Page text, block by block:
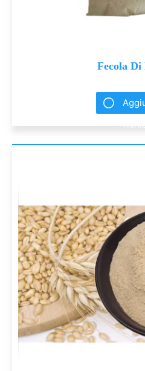
Fecola Di